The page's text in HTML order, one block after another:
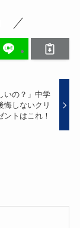
いの？」中学
悔しないクリ
ントはこれ！